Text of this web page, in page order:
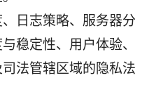
日志策略、服务器分
稳定性、用户体验、
法管辖区域的隐私法